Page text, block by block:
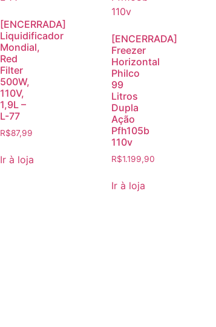
[ENCERRADA]
Liquidificador
Mondial,
Red
Filter
500W,
110V,
1,9L –
L-77
R$87,99
Ir à loja
[ENCERRADA]
Freezer
Horizontal
Philco
99
Litros
Dupla
Ação
Pfh105b
110v
R$1.199,90
Ir à loja